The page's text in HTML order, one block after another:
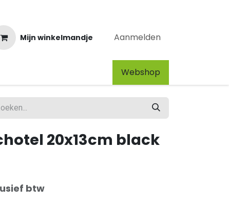
Mijn winkelmandje Aanmelden
Webshop​
20x13cm black
btw